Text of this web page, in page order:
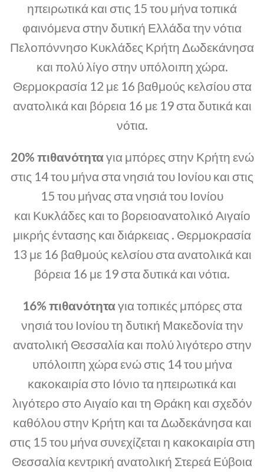
ηπειρωτικά και στις 15 του μήνα τοπικά
φαινόμενα στην δυτική Ελλάδα την νότια
Πελοπόννησο Κυκλάδες Κρήτη Δωδεκάνησα
και πολύ λίγο στην υπόλοιπη χώρα.
Θερμοκρασία 12 με 16 βαθμούς κελσίου στα
ανατολικά και βόρεια 16 με 19 στα δυτικά και
νότια.
20% πιθανότηταγια μπόρες στην Κρήτη ενώ
στις 14 του μήνα στα νησιά του Ιονίου και στις
15 του μήνας στα νησιά του Ιονίου
και Κυκλάδες και το βορειοανατολικό Αιγαίο
μικρής έντασης και διάρκειας . Θερμοκρασία
13 με 16 βαθμούς κελσίου στα ανατολικά και
βόρεια 16 με 19 στα δυτικά και νότια.
16% πιθανότηταγια τοπικές μπόρες στα
νησιά του Ιονίου τη δυτική Μακεδονία την
ανατολική Θεσσαλία και πολύ λιγότερο στην
υπόλοιπη χώρα ενώ στις 14 του μήνα
κακοκαιρία στο Ιόνιο τα ηπειρωτικά και
λιγότερο στο Αιγαίο και τη Θράκη και σχεδόν
καθόλου στην Κρήτη και τα Δωδεκάνησα και
στις 15 του μήνα συνεχίζεται η κακοκαιρία στη
Θεσσαλία κεντρική ανατολική Στερεά Εύβοια